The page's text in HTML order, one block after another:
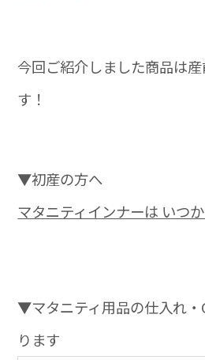
今回ご紹介しました商品は
す！
▼初産の方へ
マタニティインナーは いつ
▼マタニティ用品の仕入れ
ります